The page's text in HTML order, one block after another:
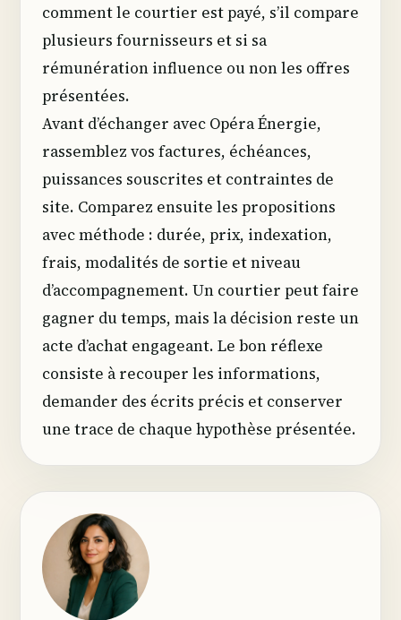
comment le courtier est payé, s’il compare
plusieurs fournisseurs et si sa
rémunération influence ou non les offres
présentées.
Avant d’échanger avec Opéra Énergie,
rassemblez vos factures, échéances,
puissances souscrites et contraintes de
site. Comparez ensuite les propositions
avec méthode : durée, prix, indexation,
frais, modalités de sortie et niveau
d’accompagnement. Un courtier peut faire
gagner du temps, mais la décision reste un
acte d’achat engageant. Le bon réflexe
consiste à recouper les informations,
demander des écrits précis et conserver
une trace de chaque hypothèse présentée.